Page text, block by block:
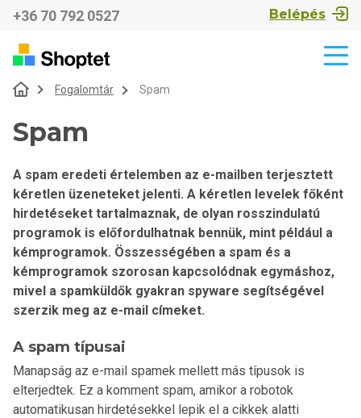
+36 70 792 0527 Belépés
Fogalomtár Spam
Spam
A spam eredeti értelemben az e-mailben terjesztett
kéretlen üzeneteket jelenti. A kéretlen levelek főként
hirdetéseket tartalmaznak, de olyan rosszindulatú
programok is előfordulhatnak bennük, mint például a
kémprogramok. Összességében a spam és a
kémprogramok szorosan kapcsolódnak egymáshoz,
mivel a spamküldők gyakran spyware segítségével
szerzik meg az e-mail címeket.
A spam típusai
Manapság az e-mail spamek mellett más típusok is
elterjedtek. Ez a komment spam, amikor a robotok
automatikusan hirdetésekkel lepik el a cikkek alatti